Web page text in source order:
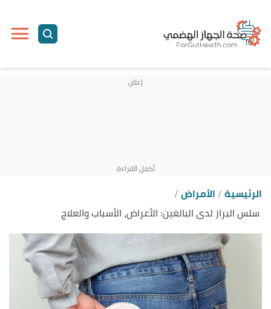
الرئيسية الأمراض
سلس البراز لدى البالغين: الأعراض، الأسباب والعلاج